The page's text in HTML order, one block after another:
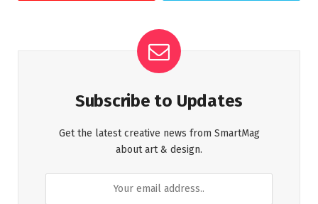
Subscribe to Updates
Get the latest creative news from SmartMag
about art & design.